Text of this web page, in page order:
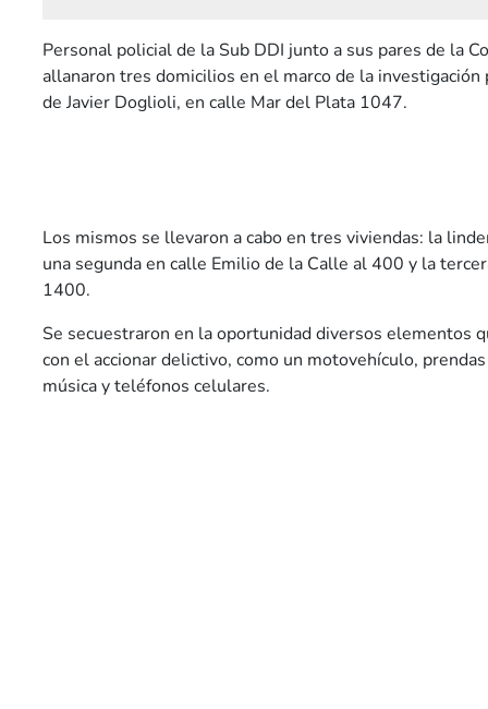
Personal policial de la Sub DDI junto a sus pares de la
allanaron tres domicilios en el marco de la
de Javier Doglioli, en calle Mar del Plata 1047.
Los mismos se llevaron a cabo en tres viviendas: la
una segunda en calle Emilio de la Calle al 400 y la
1400.
Se secuestraron en la oportunidad diversos elementos
con el accionar delictivo, como un motovehículo,
música y teléfonos celulares.